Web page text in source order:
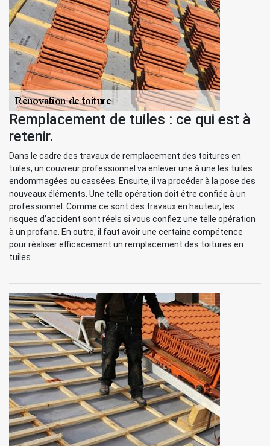
Remplacement de tuiles : ce qui est à
retenir.
Dans le cadre des travaux de remplacement des toitures en
tuiles, un couvreur professionnel va enlever une à une les tuiles
endommagées ou cassées. Ensuite, il va procéder à la pose des
nouveaux éléments. Une telle opération doit être confiée à un
professionnel. Comme ce sont des travaux en hauteur, les
risques d’accident sont réels si vous confiez une telle opération
à un profane. En outre, il faut avoir une certaine compétence
pour réaliser efficacement un remplacement des toitures en
tuiles.